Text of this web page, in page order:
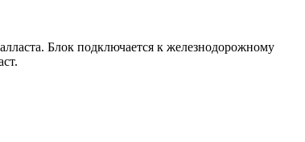
Блок подключается к железнодорожному